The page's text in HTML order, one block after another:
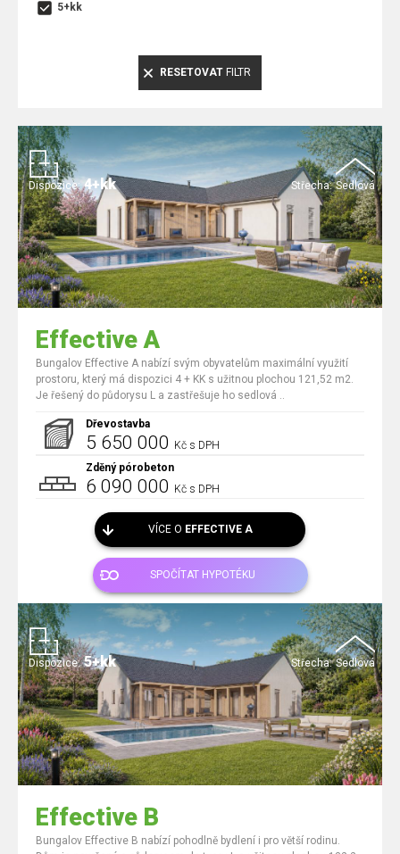
5+kk
RESETOVAT FILTR
Střecha: Sedlová
Dispozice: 4+kk
Effective A
Bungalov Effective A nabízí svým obyvatelům maximální využití
prostoru, který má dispozici 4 + KK s užitnou plochou 121,52 m2.
Je řešený do půdorysu L a zastřešuje ho sedlová ..
Dřevostavba
5 650 000 Kč s DPH
Zděný pórobeton
6 090 000 Kč s DPH
VÍCE O EFFECTIVE A
SPOČÍTAT HYPOTÉKU
Střecha: Sedlová
Dispozice: 5+kk
Effective B
Bungalov Effective B nabízí pohodlně bydlení i pro větší rodinu.